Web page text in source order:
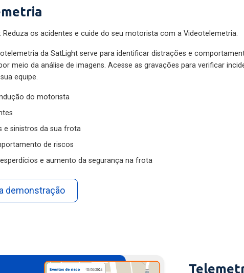
Reduza os acidentes e cuide do seu motorista com a Videotelemetria.
da SatLight serve para identificar distrações e
meio da análise de imagens. Acesse as gravações para verificar
equipe.
do motorista
e sinistros da sua frota
de riscos
e aumento da segurança na frota
demonstração